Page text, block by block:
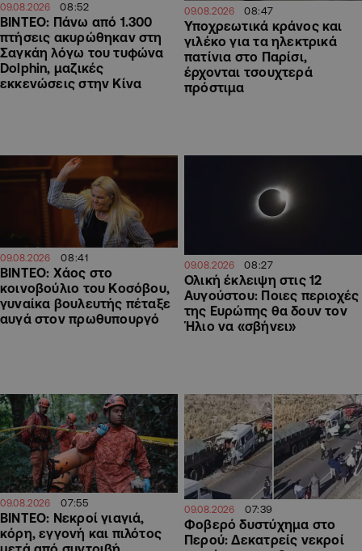
09.08.2026 08:52
ΒΙΝΤΕΟ: Πάνω από 1.300
πτήσεις ακυρώθηκαν στη
Σαγκάη λόγω του τυφώνα
Dolphin, μαζικές
εκκενώσεις στην Κίνα
09.08.2026 08:47
Υποχρεωτικά κράνος και
γιλέκο για τα ηλεκτρικά
πατίνια στο Παρίσι,
έρχονται τσουχτερά
πρόστιμα
09.08.2026 08:41
ΒΙΝΤΕΟ: Χάος στο
κοινοβούλιο του Κοσόβου,
γυναίκα βουλευτής πέταξε
αυγά στον πρωθυπουργό
09.08.2026 08:27
Ολική έκλειψη στις 12
Αυγούστου: Ποιες περιοχές
της Ευρώπης θα δουν τον
Ήλιο να «σβήνει»
09.08.2026 07:55
ΒΙΝΤΕΟ: Νεκροί γιαγιά,
κόρη, εγγονή και πιλότος
09.08.2026 07:39
Φοβερό δυστύχημα στο
Περού: Δεκατρείς νεκροί